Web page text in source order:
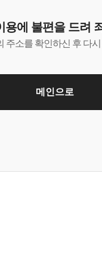
용에 불편을 드려
주소를 확인하신 후 다
메인으로